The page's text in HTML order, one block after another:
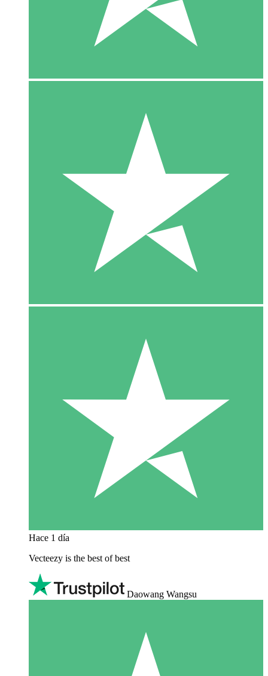
Hace 1 día
Vecteezy is the best of best
Daowang Wangsu